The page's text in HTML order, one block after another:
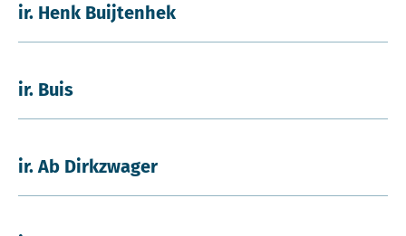
ir. Henk Buijtenhek
ir. Buis
ir. Ab Dirkzwager